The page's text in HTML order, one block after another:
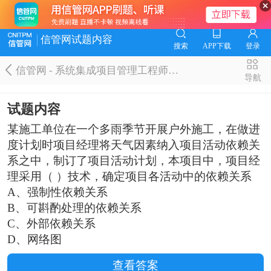
信管网试题内容
搜索 APP下载 登录
信管网 - 系统集成项目管理工程师题库
导航
试题内容
某施工单位在一个多雨季节开展户外施工，在做进
度计划时项目经理将天气因素纳入项目活动依赖关
系之中，制订了项目活动计划，本项目中，项目经
理采用（ ）技术，确定项目各活动中的依赖关系
A、强制性依赖关系
B、可斟酌处理的依赖关系
C、外部依赖关系
D、网络图
查看答案